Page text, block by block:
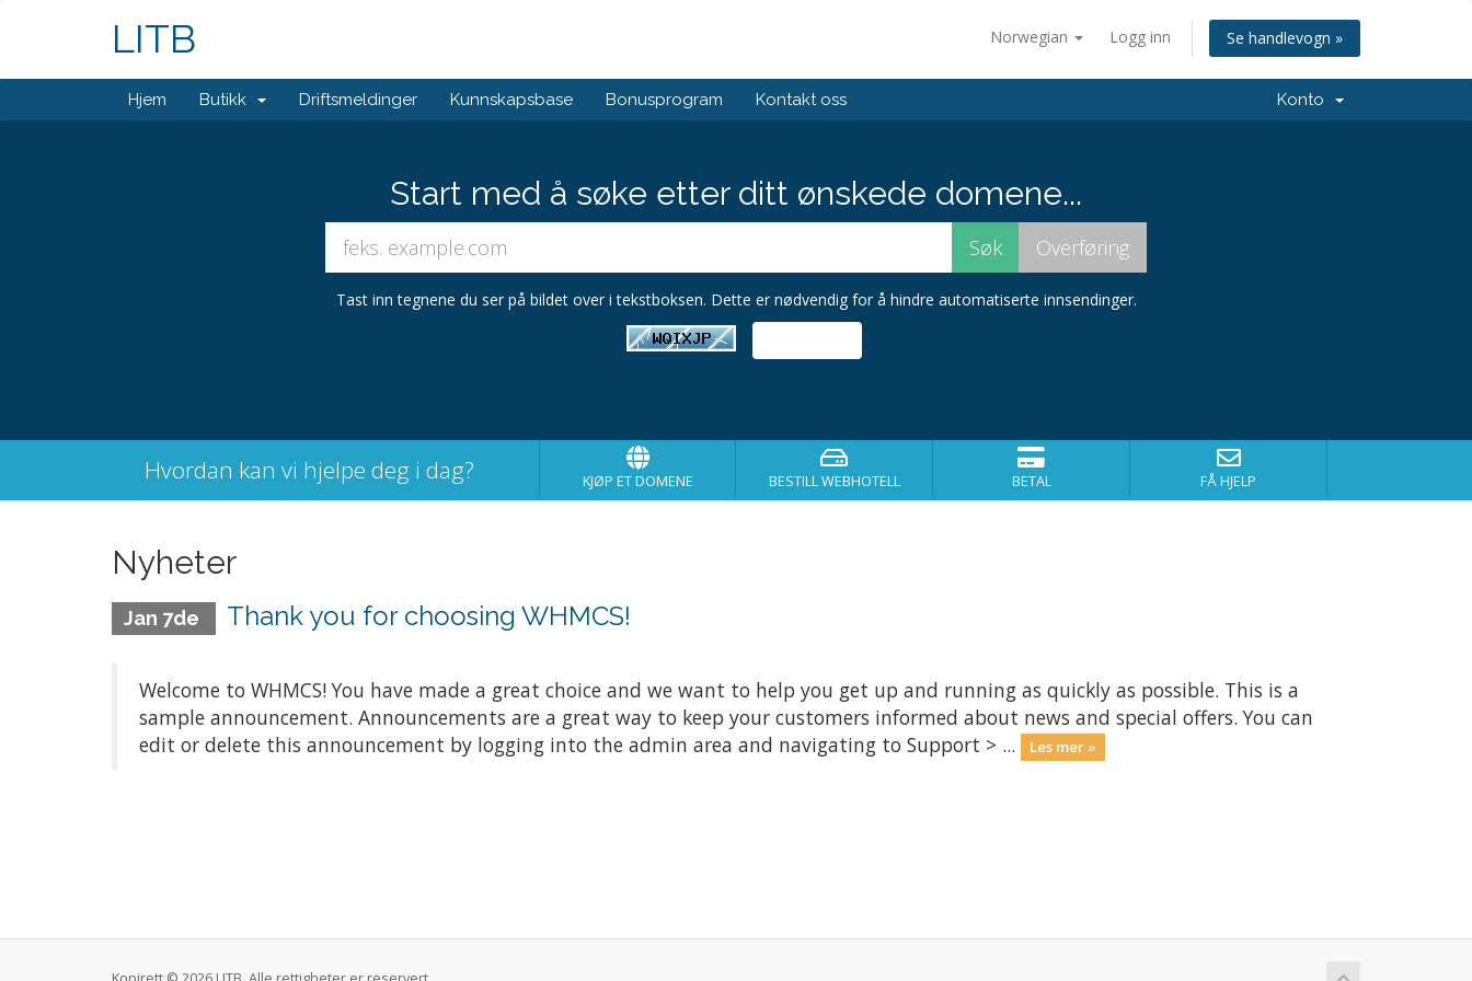
Norwegian Logg inn Se handlevogn »
LITB
Hjem Butikk Driftsmeldinger Kunnskapsbase Bonusprogram Kontakt oss Konto
Start med å søke etter ditt ønskede domene...
Tast inn tegnene du ser på bildet over i tekstboksen. Dette er nødvendig for å hindre automatiserte innsendinger.
Hvordan kan vi hjelpe deg i dag? KJØP ET DOMENE BESTILL WEBHOTELL BETAL FÅ HJELP
Nyheter
Jan 7de Thank you for choosing WHMCS!
Welcome to WHMCS! You have made a great choice and we want to help you get up and running as quickly as possible. This is a
sample announcement. Announcements are a great way to keep your customers informed about news and special offers. You can
edit or delete this announcement by logging into the admin area and navigating to Support > ...
Les mer »